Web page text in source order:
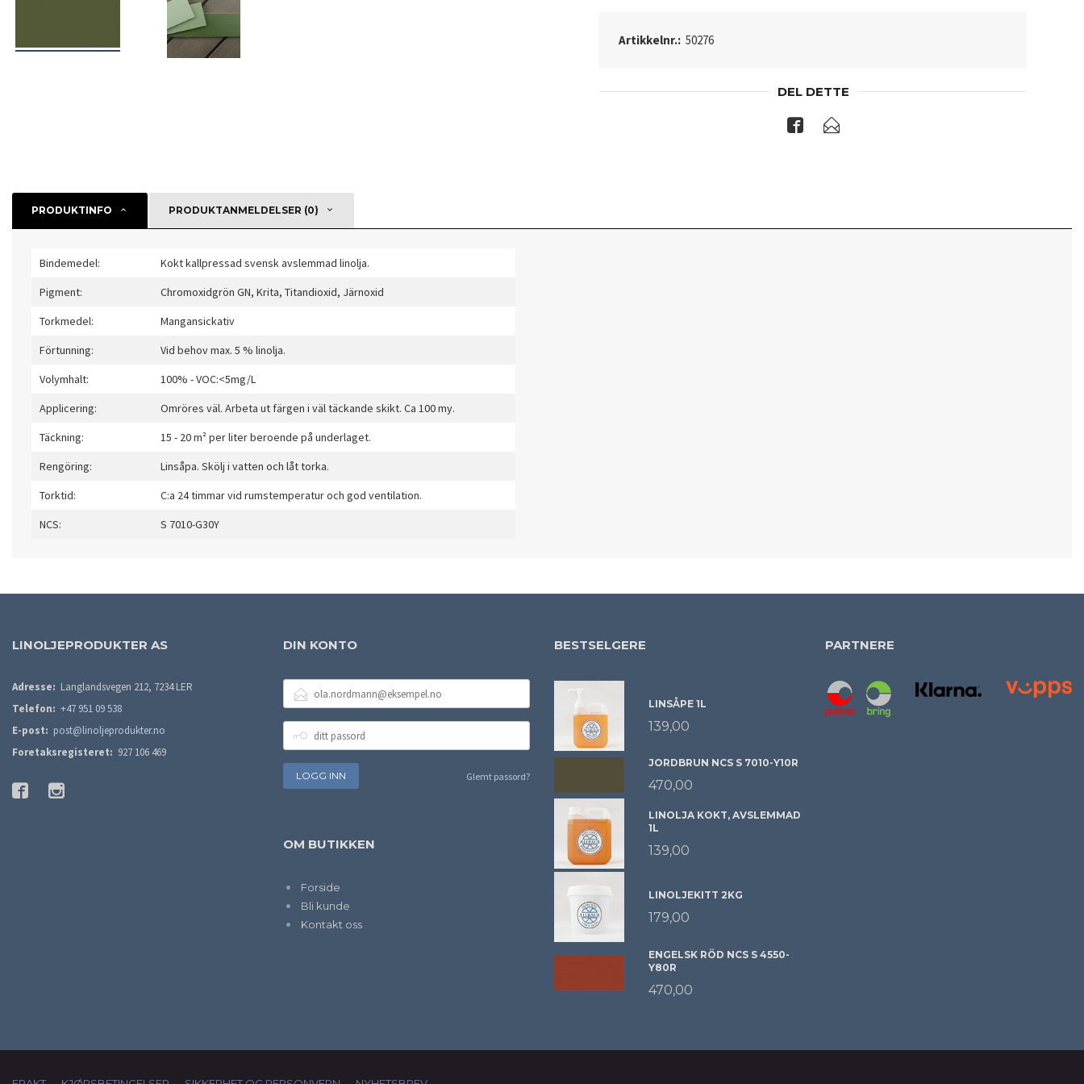
Artikkelnr.: 50276
DEL DETTE
PRODUKTINFO PRODUKTANMELDELSER (0)
Bindemedel:
Kokt kallpressad svensk avslemmad linolja.
Pigment:
Chromoxidgrön GN, Krita, Titandioxid, Järnoxid
Torkmedel:
Mangansickativ
Förtunning:
Vid behov max. 5 % linolja.
Volymhalt:
100% - VOC:<5mg/L
Applicering:
Omröres väl. Arbeta ut färgen i väl täckande skikt. Ca 100 my.
Täckning:
15 - 20 m² per liter beroende på underlaget.
Rengöring:
Linsåpa. Skölj i vatten och låt torka.
Torktid:
C:a 24 timmar vid rumstemperatur och god ventilation.
NCS:
S 7010-G30Y
LINOLJEPRODUKTER AS
Adresse: Langlandsvegen 212, 7234 LER
Telefon: +47 951 09 538
E-post: post@linoljeprodukter.no
Foretaksregisteret: 927 106 469
DIN KONTO
POSTADRESSE
PASSORD
Glemt passord?
OM BUTIKKEN
Forside
Bli kunde
Kontakt oss
BESTSELGERE
LINSÅPE 1L
139,00
JORDBRUN NCS S 7010-Y10R
470,00
LINOLJA KOKT, AVSLEMMAD
1L
139,00
LINOLJEKITT 2KG
179,00
ENGELSK RÖD NCS S 4550-
Y80R
470,00
PARTNERE